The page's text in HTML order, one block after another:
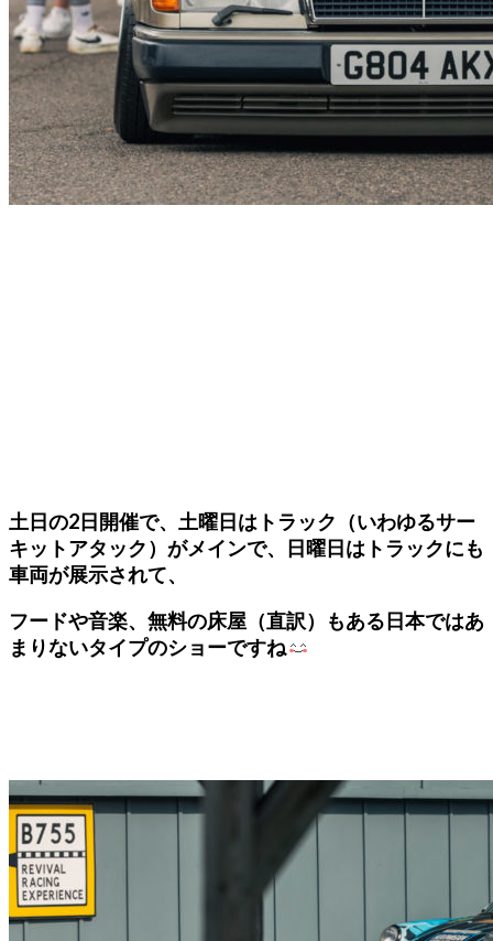
土日の2日開催で、土曜日はトラック（いわゆるサー
キットアタック）がメインで、日曜日はトラックにも
車両が展示されて、
フードや音楽、無料の床屋（直訳）もある日本ではあ
まりないタイプのショーですね